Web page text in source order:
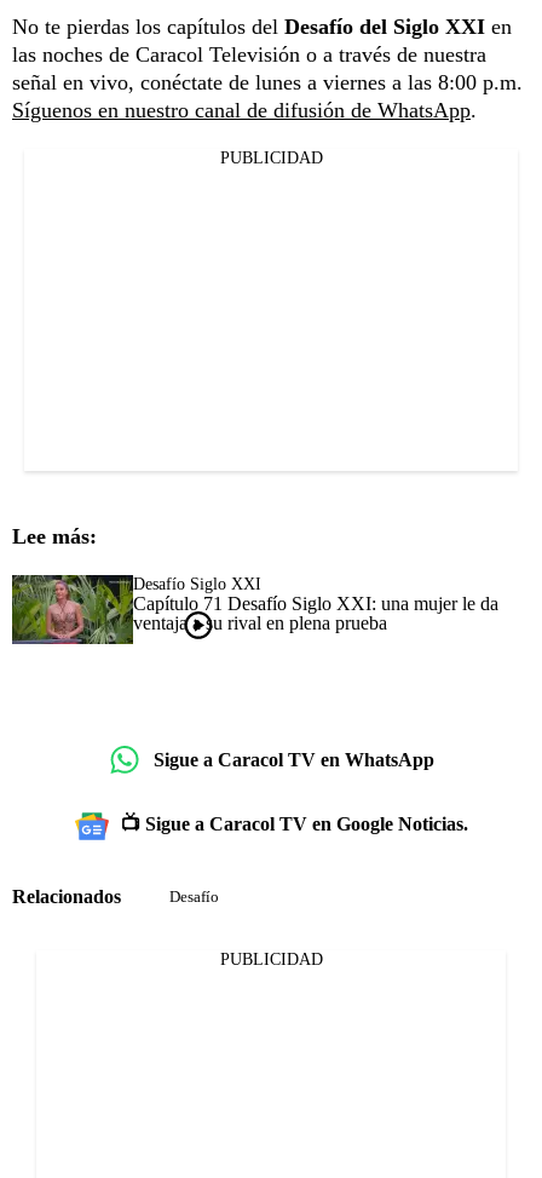
No te pierdas los capítulos del Desafío del Siglo XXI en
las noches de Caracol Televisión o a través de nuestra
señal en vivo, conéctate de lunes a viernes a las 8:00 p.m.
Síguenos en nuestro canal de difusión de WhatsApp.
PUBLICIDAD
Lee más:
Desafío Siglo XXI
Capítulo 71 Desafío Siglo XXI: una mujer le da
ventaja a su rival en plena prueba
Sigue a Caracol TV en WhatsApp
📺 Sigue a Caracol TV en Google Noticias.
Relacionados Desafío
PUBLICIDAD